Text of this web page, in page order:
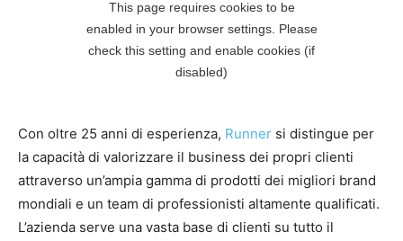
Con oltre 25 anni di esperienza, Runner si distingue per
la capacità di valorizzare il business dei propri clienti
attraverso un’ampia gamma di prodotti dei migliori brand
mondiali e un team di professionisti altamente qualificati.
L’azienda serve una vasta base di clienti su tutto il